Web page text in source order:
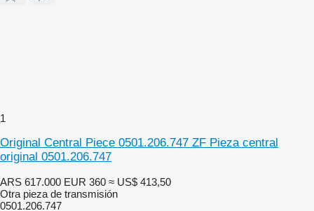
1
Original Central Piece 0501.206.747 ZF Pieza central
original 0501.206.747
ARS 617.000 EUR 360 ≈ US$ 413,50
Otra pieza de transmisión
0501.206.747